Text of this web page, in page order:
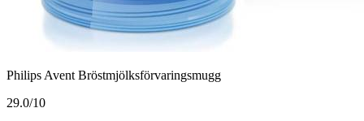
Philips Avent Bröstmjölksförvaringsmugg
29.0/10